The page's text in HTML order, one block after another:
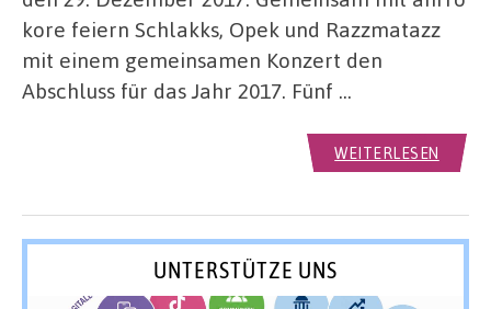
kore feiern Schlakks, Opek und Razzmatazz
mit einem gemeinsamen Konzert den
Abschluss für das Jahr 2017. Fünf …
WEITERLESEN
UNTERSTÜTZE UNS